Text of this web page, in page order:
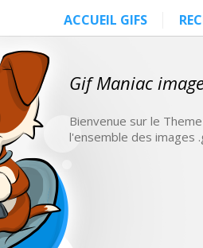
ACCUEIL GIFS
Gif Maniac
Bienvenue sur le Theme
l'ensemble des images